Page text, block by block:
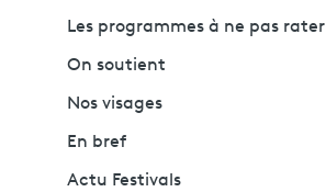
Les programmes à ne pas rater
On soutient
Nos visages
En bref
Actu Festivals